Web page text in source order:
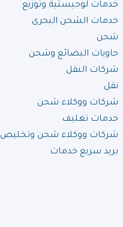
خدمات لوجيستية وتوزيع
خدمات الشحن البحرى
شحن
حاويات البضائع وشحن
شركات النقل
نقل
شركات ووكلاء شحن
خدمات تغليف
شركات ووكلاء شحن وتخليص
بريد سريع خدمات